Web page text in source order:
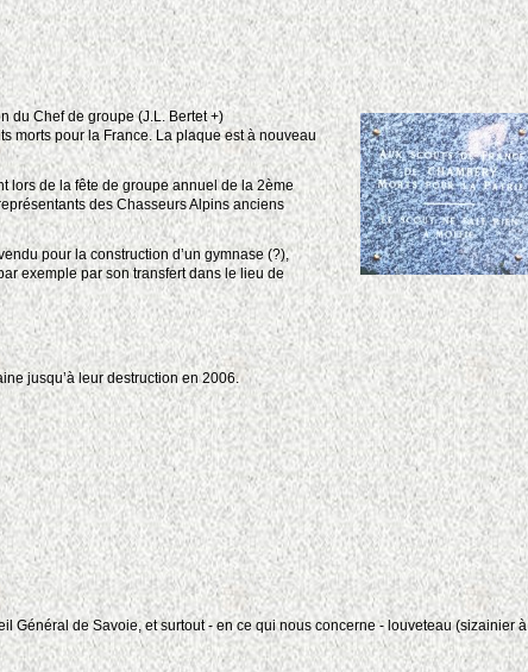
du Chef de groupe (J.L. Bertet +)
morts pour la France. La plaque est à nouveau
lors de la fête de groupe annuel de la 2ème
des Chasseurs Alpins anciens
pour la construction d’un gymnase (?),
exemple par son transfert dans le lieu de
jusqu’à leur destruction en 2006.
Général de Savoie, et surtout - en ce qui nous concerne - louveteau (sizainier à